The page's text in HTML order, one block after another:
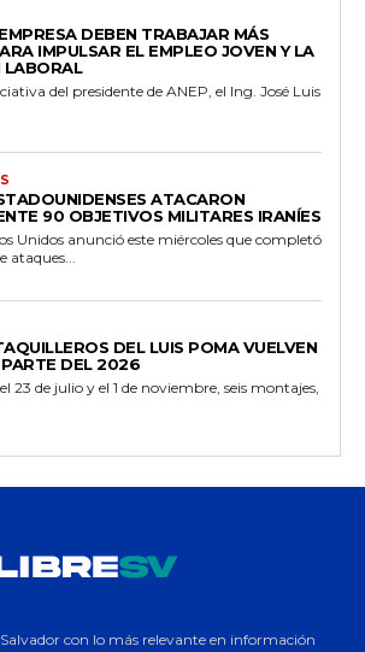
DEBEN TRABAJAR MÁS
IMPULSAR EL EMPLEO JOVEN Y LA
LABORAL
del presidente de ANEP, el Ing. José Luis
ATACARON
90 OBJETIVOS MILITARES IRANÍES
Unidos anunció este miércoles que completó
ataques...
DEL LUIS POMA VUELVEN
PARTE DEL 2026
23 de julio y el 1 de noviembre, seis montajes,
con lo más relevante en información